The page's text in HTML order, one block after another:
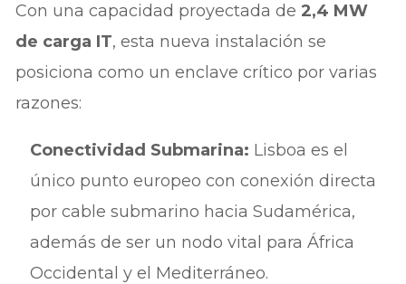
Con una capacidad proyectada de2,4 MW
de carga IT, esta nueva instalación se
posiciona como un enclave crítico por varias
razones:
Conectividad Submarina: Lisboa es el
único punto europeo con conexión directa
por cable submarino hacia Sudamérica,
además de ser un nodo vital para África
Occidental y el Mediterráneo.